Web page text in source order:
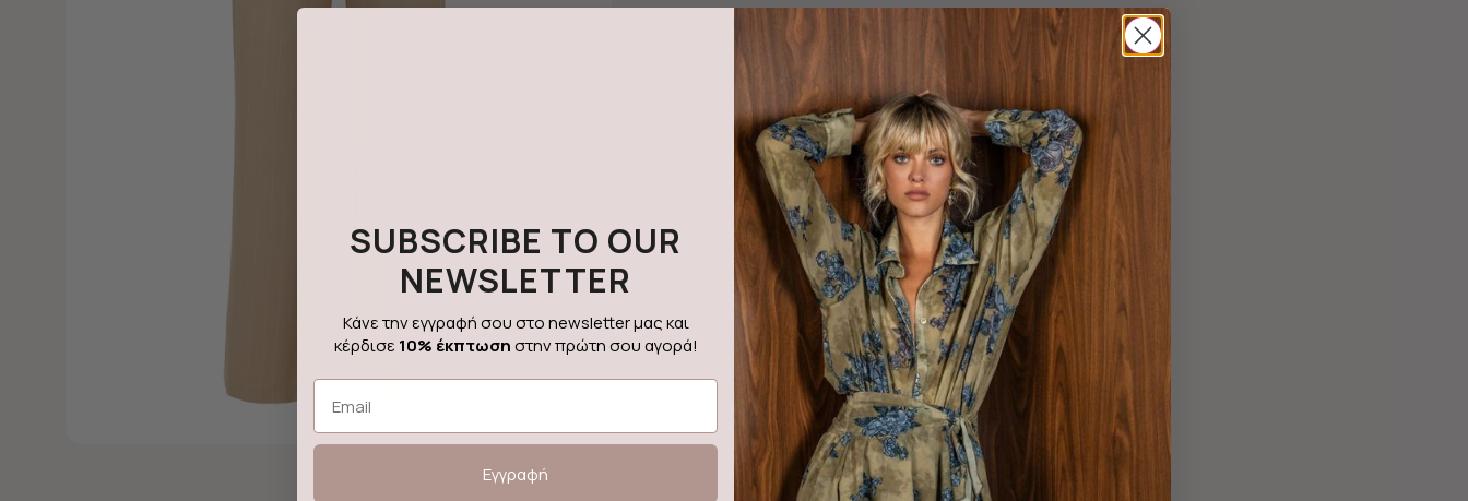
SUBSCRIBE TO OUR
NEWSLETTER
Κάνε την εγγραφή σου στο newsletter μας και
κέρδισε 10% έκπτωσηστην πρώτη σου αγορά!
Email
Εγγραφή